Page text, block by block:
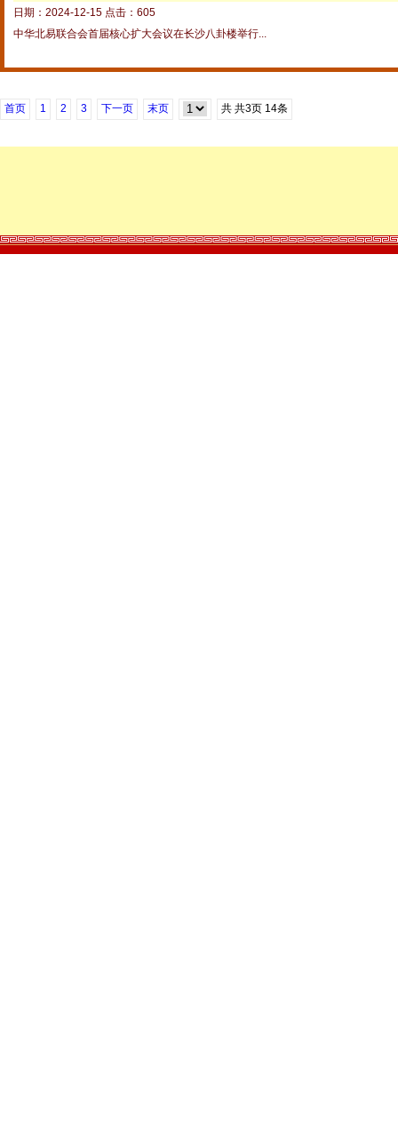
日期：2024-12-15 点击：605
中华北易联合会首届核心扩大会议在长沙八卦楼举行...
首页 1 2 3 下一页 末页 共 共3页 14条